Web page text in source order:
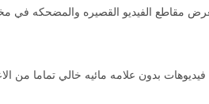
فيديوهات بدون علامه مائيه خالي تماما